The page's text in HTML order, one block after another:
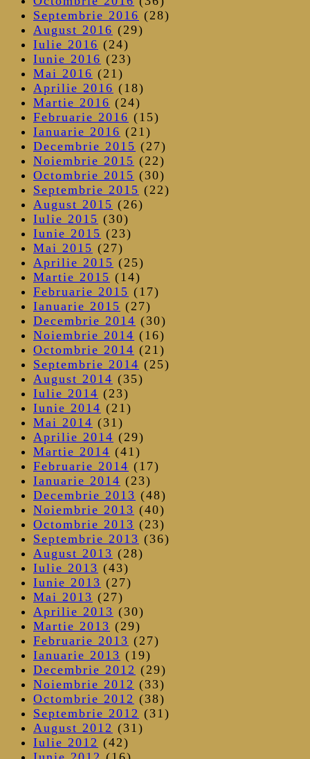
Septembrie 2016 (28)
August 2016 (29)
Iulie 2016 (24)
Iunie 2016 (23)
Mai 2016 (21)
Aprilie 2016 (18)
Martie 2016 (24)
Februarie 2016 (15)
Ianuarie 2016 (21)
Decembrie 2015 (27)
Noiembrie 2015 (22)
Octombrie 2015 (30)
Septembrie 2015 (22)
August 2015 (26)
Iulie 2015 (30)
Iunie 2015 (23)
Mai 2015 (27)
Aprilie 2015 (25)
Martie 2015 (14)
Februarie 2015 (17)
Ianuarie 2015 (27)
Decembrie 2014 (30)
Noiembrie 2014 (16)
Octombrie 2014 (21)
Septembrie 2014 (25)
August 2014 (35)
Iulie 2014 (23)
Iunie 2014 (21)
Mai 2014 (31)
Aprilie 2014 (29)
Martie 2014 (41)
Februarie 2014 (17)
Ianuarie 2014 (23)
Decembrie 2013 (48)
Noiembrie 2013 (40)
Octombrie 2013 (23)
Septembrie 2013 (36)
August 2013 (28)
Iulie 2013 (43)
Iunie 2013 (27)
Mai 2013 (27)
Aprilie 2013 (30)
Martie 2013 (29)
Februarie 2013 (27)
Ianuarie 2013 (19)
Decembrie 2012 (29)
Noiembrie 2012 (33)
Octombrie 2012 (38)
Septembrie 2012 (31)
August 2012 (31)
Iulie 2012 (42)